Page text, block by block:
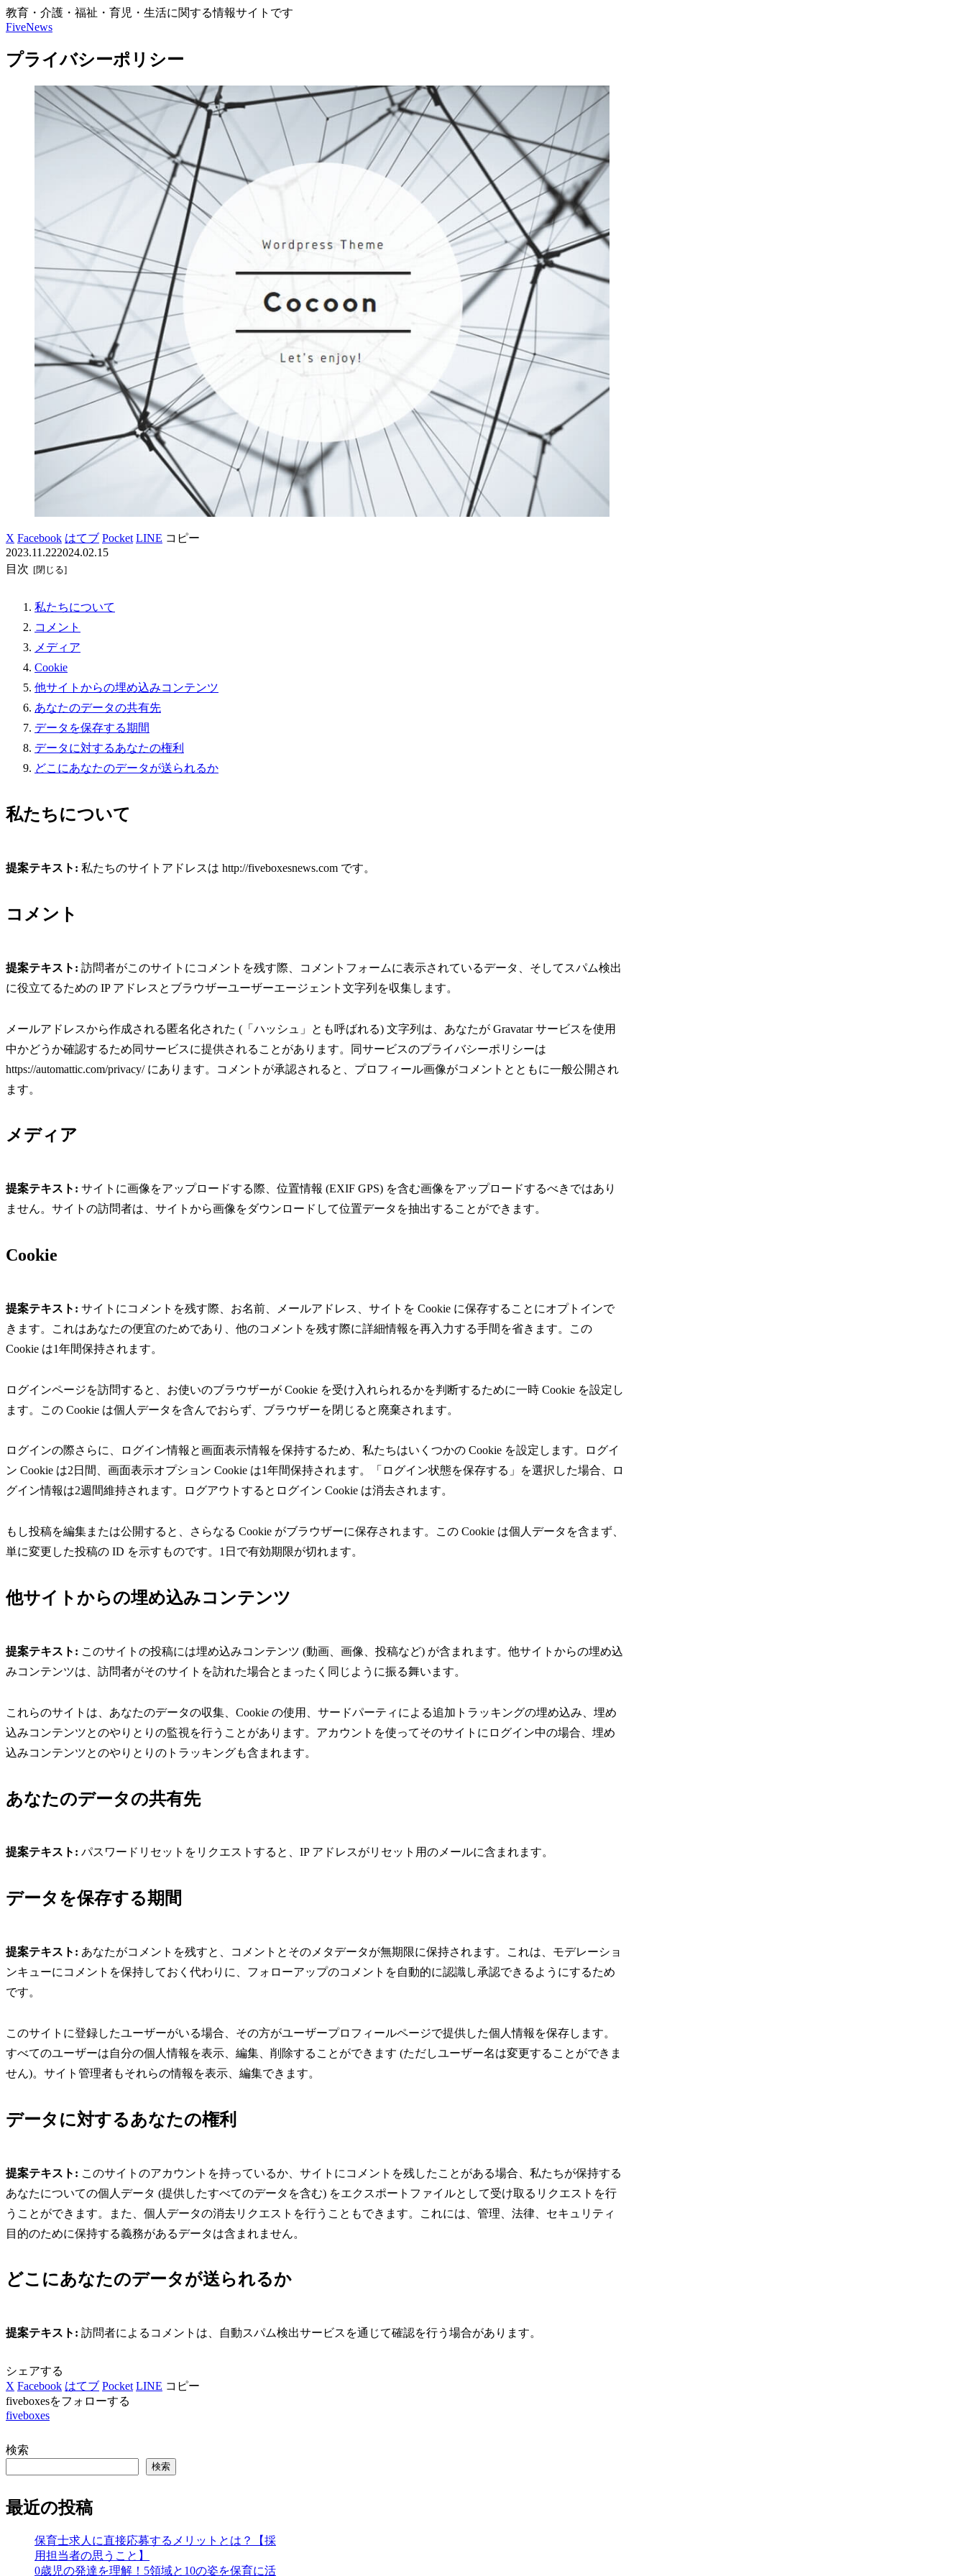
教育・介護・福祉・育児・生活に関する情報サイトです
FiveNews
プライバシーポリシー
X Facebook はてブ Pocket LINE コピー
2023.11.222024.02.15
目次
私たちについて
コメント
メディア
Cookie
他サイトからの埋め込みコンテンツ
あなたのデータの共有先
データを保存する期間
データに対するあなたの権利
どこにあなたのデータが送られるか
私たちについて
提案テキスト: 私たちのサイトアドレスは http://fiveboxesnews.com です。
コメント
提案テキスト: 訪問者がこのサイトにコメントを残す際、コメントフォームに表示されているデータ、そしてスパム検出
に役立てるための IP アドレスとブラウザーユーザーエージェント文字列を収集します。
メールアドレスから作成される匿名化された (「ハッシュ」とも呼ばれる) 文字列は、あなたが Gravatar サービスを使用
中かどうか確認するため同サービスに提供されることがあります。同サービスのプライバシーポリシーは
https://automattic.com/privacy/ にあります。コメントが承認されると、プロフィール画像がコメントとともに一般公開され
ます。
メディア
提案テキスト: サイトに画像をアップロードする際、位置情報 (EXIF GPS) を含む画像をアップロードするべきではあり
ません。サイトの訪問者は、サイトから画像をダウンロードして位置データを抽出することができます。
Cookie
提案テキスト: サイトにコメントを残す際、お名前、メールアドレス、サイトを Cookie に保存することにオプトインで
きます。これはあなたの便宜のためであり、他のコメントを残す際に詳細情報を再入力する手間を省きます。この
Cookie は1年間保持されます。
ログインページを訪問すると、お使いのブラウザーが Cookie を受け入れられるかを判断するために一時 Cookie を設定し
ます。この Cookie は個人データを含んでおらず、ブラウザーを閉じると廃棄されます。
ログインの際さらに、ログイン情報と画面表示情報を保持するため、私たちはいくつかの Cookie を設定します。ログイ
ン Cookie は2日間、画面表示オプション Cookie は1年間保持されます。「ログイン状態を保存する」を選択した場合、ロ
グイン情報は2週間維持されます。ログアウトするとログイン Cookie は消去されます。
もし投稿を編集または公開すると、さらなる Cookie がブラウザーに保存されます。この Cookie は個人データを含まず、
単に変更した投稿の ID を示すものです。1日で有効期限が切れます。
他サイトからの埋め込みコンテンツ
提案テキスト: このサイトの投稿には埋め込みコンテンツ (動画、画像、投稿など) が含まれます。他サイトからの埋め込
みコンテンツは、訪問者がそのサイトを訪れた場合とまったく同じように振る舞います。
これらのサイトは、あなたのデータの収集、Cookie の使用、サードパーティによる追加トラッキングの埋め込み、埋め
込みコンテンツとのやりとりの監視を行うことがあります。アカウントを使ってそのサイトにログイン中の場合、埋め
込みコンテンツとのやりとりのトラッキングも含まれます。
あなたのデータの共有先
提案テキスト: パスワードリセットをリクエストすると、IP アドレスがリセット用のメールに含まれます。
データを保存する期間
提案テキスト: あなたがコメントを残すと、コメントとそのメタデータが無期限に保持されます。これは、モデレーショ
ンキューにコメントを保持しておく代わりに、フォローアップのコメントを自動的に認識し承認できるようにするため
です。
このサイトに登録したユーザーがいる場合、その方がユーザープロフィールページで提供した個人情報を保存します。
すべてのユーザーは自分の個人情報を表示、編集、削除することができます (ただしユーザー名は変更することができま
せん)。サイト管理者もそれらの情報を表示、編集できます。
データに対するあなたの権利
提案テキスト: このサイトのアカウントを持っているか、サイトにコメントを残したことがある場合、私たちが保持する
あなたについての個人データ (提供したすべてのデータを含む) をエクスポートファイルとして受け取るリクエストを行
うことができます。また、個人データの消去リクエストを行うこともできます。これには、管理、法律、セキュリティ
目的のために保持する義務があるデータは含まれません。
どこにあなたのデータが送られるか
提案テキスト: 訪問者によるコメントは、自動スパム検出サービスを通じて確認を行う場合があります。
シェアする
X Facebook はてブ Pocket LINE コピー
fiveboxesをフォローする
fiveboxes
検索
検索
最近の投稿
保育士求人に直接応募するメリットとは？【採
用担当者の思うこと】
0歳児の発達を理解！5領域と10の姿を保育に活